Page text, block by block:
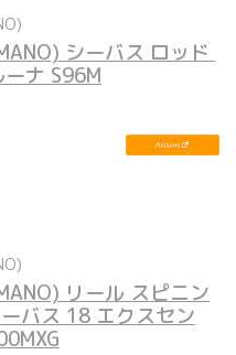
シーバス ロッド
ナ S96M
リール スピニン
バス 18 エクスセン